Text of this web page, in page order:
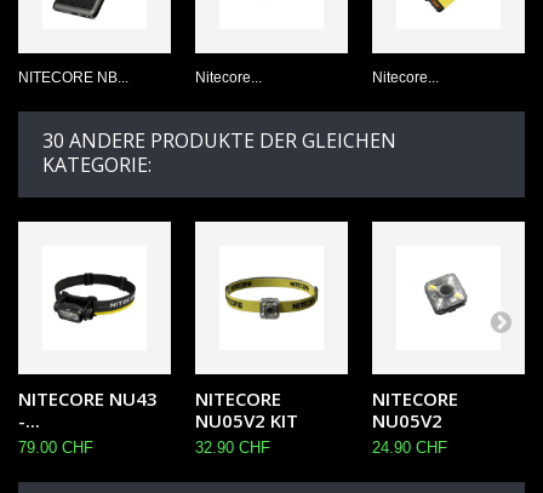
NITECORE NB... Nitecore... Nitecore...
30 ANDERE PRODUKTE DER GLEICHEN
KATEGORIE:
NITECORE NU43
-...
79.00 CHF
NITECORE
NU05V2 KIT
32.90 CHF
NITECORE
NU05V2
24.90 CHF